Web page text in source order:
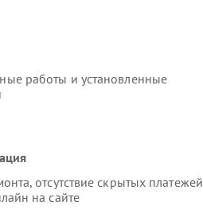
работы и установленные
отсутствие скрытых платежей
на сайте